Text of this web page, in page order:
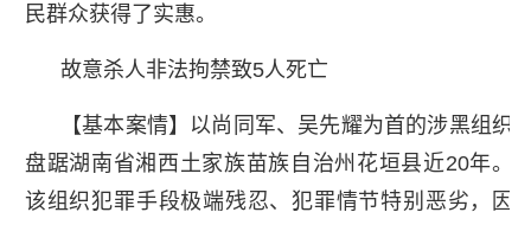
民群众获得了实惠。
故意杀人非法拘禁致5人死亡
【基本案情】以尚同军、吴先耀为首的涉黑组织
盘踞湖南省湘西土家族苗族自治州花垣县近20年。
该组织犯罪手段极端残忍、犯罪情节特别恶劣，因